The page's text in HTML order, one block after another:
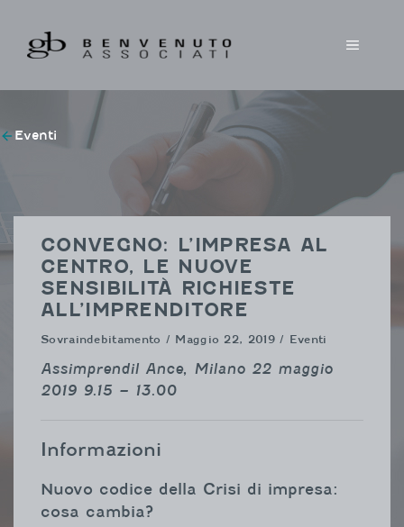
contenuto
MENU
Eventi
CONVEGNO: L’IMPRESA AL
CENTRO, LE NUOVE
SENSIBILITÀ RICHIESTE
ALL’IMPRENDITORE
Sovraindebitamento / Maggio 22, 2019 / Eventi
Assimprendil Ance, Milano 22 maggio
2019 9.15 – 13.00
Informazioni
Nuovo codice della Crisi di impresa:
cosa cambia?